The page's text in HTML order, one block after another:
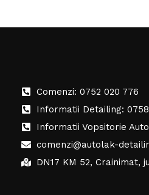
Comenzi: 0752 020 776
Informatii Detailing:
Informatii Vopsitorie
comenzi@autolak-
DN17 KM 52, Crainimat,